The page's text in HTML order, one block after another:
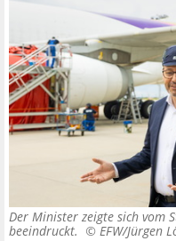
Der Minister zeigte sich vom
beeindruckt. © EFW/Jürgen